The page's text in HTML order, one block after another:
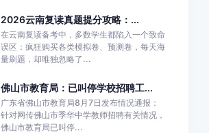
2026云南复读真题提分攻略：...
在云南复读备考中，多数学生都陷入一个致命
误区：疯狂购买各类模拟卷、预测卷，每天海
量刷题，却唯独忽略了...
佛山市教育局：已叫停学校招聘工...
广东省佛山市教育局8月7日发布情况通报：
针对网传佛山市季华中学教师招聘有关情况，
佛山市教育局已叫停...